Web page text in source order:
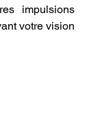
impulsions
votre vision